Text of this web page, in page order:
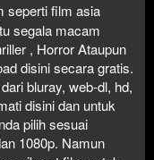
seperti film asia
segala macam
, Horror Ataupun
disini secara gratis.
bluray, web-dl, hd,
disini dan untuk
pilih sesuai
1080p. Namun